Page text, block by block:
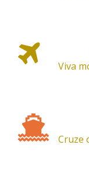
Viva
Cruze